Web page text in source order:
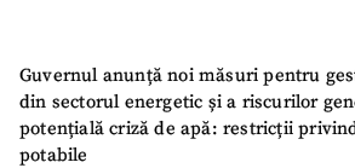
Guvernul anunță noi măsuri pentru
din sectorul energetic și a riscurilor
potențială criză de apă: restricții
potabile